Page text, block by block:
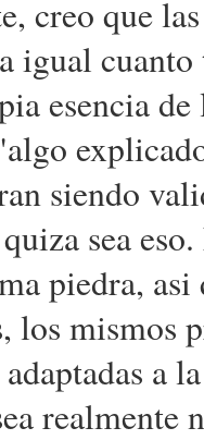
creo que
igual
esencia
siendo
sea
piedra,
los mismos
a
realmente